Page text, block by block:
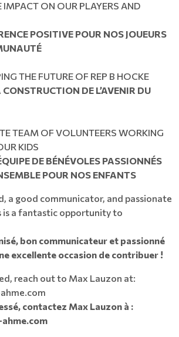
ON OUR PLAYERS AND
POSITIVE POUR NOS JOUEURS
THE FUTURE OF REP B HOCKE
DE L’AVENIR DU
TEAM OF VOLUNTEERS WORKING
KIDS​​​​​​​​​​​​​​
DE BÉNÉVOLES PASSIONNÉS
POUR NOS ENFANTS
a good communicator, and passionate
is a fantastic opportunity to
bon communicateur et passionné
excellente occasion de contribuer !
reach out to Max Lauzon at:
contactez Max Lauzon à :